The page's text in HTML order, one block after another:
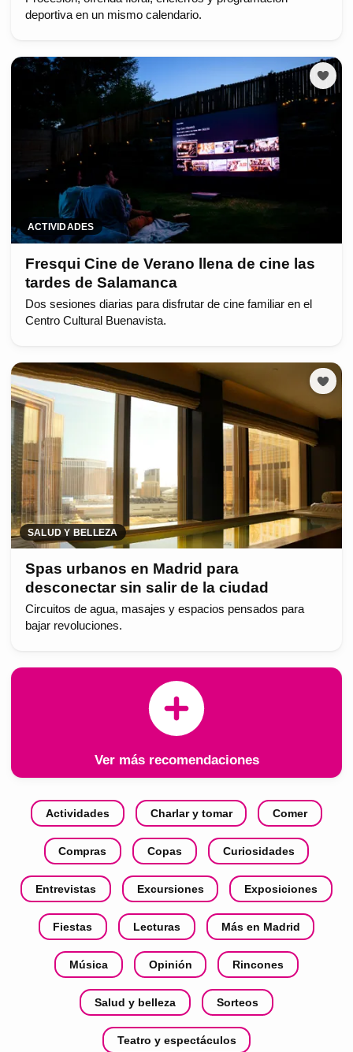
deportiva en un mismo calendario.
ACTIVIDADES
Fresqui Cine de Verano llena de cine las
tardes de Salamanca
Dos sesiones diarias para disfrutar de cine familiar en el
Centro Cultural Buenavista.
SALUD Y BELLEZA
Spas urbanos en Madrid para
desconectar sin salir de la ciudad
Circuitos de agua, masajes y espacios pensados para
bajar revoluciones.
Ver más recomendaciones
Actividades Charlar y tomar Comer
Compras Copas Curiosidades
Entrevistas Excursiones Exposiciones
Fiestas Lecturas Más en Madrid
Música Opinión Rincones
Salud y belleza Sorteos
Teatro y espectáculos